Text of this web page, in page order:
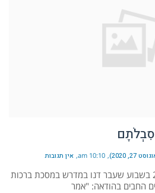
2020)
10:10 am אין תגובות
ארבעה צריכין להודות – חלק 2 בשבוע שעבר דנו במדרש במסכת ברכות
החבים בהודאה: "אמר